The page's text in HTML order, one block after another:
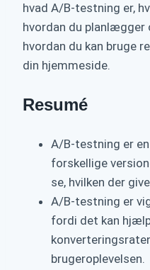
hvad A/B-testning er,
hvordan du
hvordan du kan bruge
din hjemmeside.
Resumé
A/B-testning er
forskellige
se, hvilken der
A/B-testning er
fordi det kan
brugeroplevelsen.